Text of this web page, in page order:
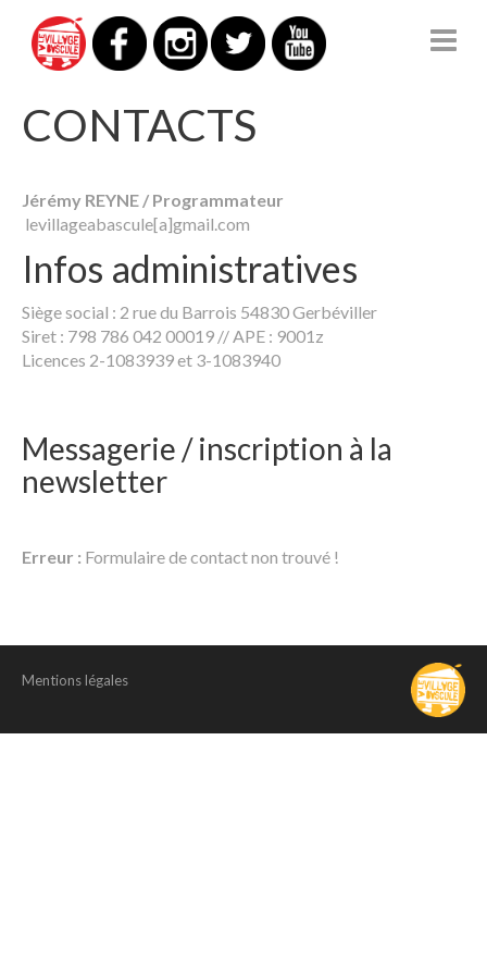
CONTACTS
Jérémy REYNE / Programmateur
levillageabascule[a]gmail.com
Infos administratives
Siège social : 2 rue du Barrois 54830 Gerbéviller
Siret : 798 786 042 00019 // APE : 9001z
Licences 2-1083939 et 3-1083940
Messagerie / inscription à la
newsletter
Erreur : Formulaire de contact non trouvé !
Mentions légales